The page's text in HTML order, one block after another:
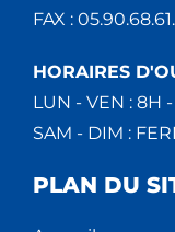
FAX :
HORAIRES
LUN - VEN : 8H -
SAM - DIM :
PLAN DU